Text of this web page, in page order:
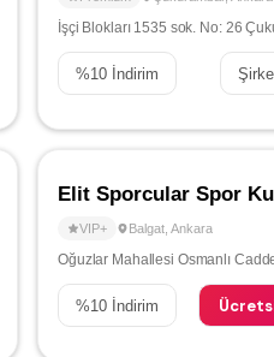
İşçi Blokları 1535 sok. No: 26
%10 İndirim
Elit Sporcular Spor
VIP+ Balgat Ankara
Oğuzlar Mahallesi Osmanlı
%10 İndirim